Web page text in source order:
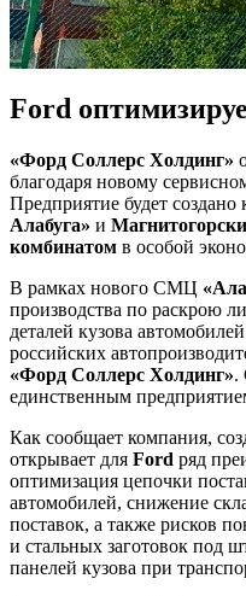
Ford
«Форд Соллерс Холдинг»
благодаря новому
Предприятие будет создано
Алабуга» и
комбинатом в особой
В рамках нового СМЦ
производства по раскрою
деталей кузова
российских
«Форд Соллерс Холдинг».
единственным
Как сообщает компания,
открывает для Ford ряд
оптимизация цепочки
автомобилей, снижение
поставок, а также рисков
и стальных заготовок под
панелей кузова при